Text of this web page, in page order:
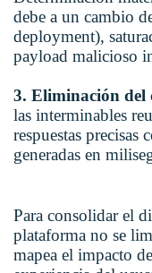
debe a un cambio
deployment),
payload malicioso
3. Eliminación del
las interminables
respuestas precisas
generadas en
Para consolidar el
plataforma no se
mapea el impacto